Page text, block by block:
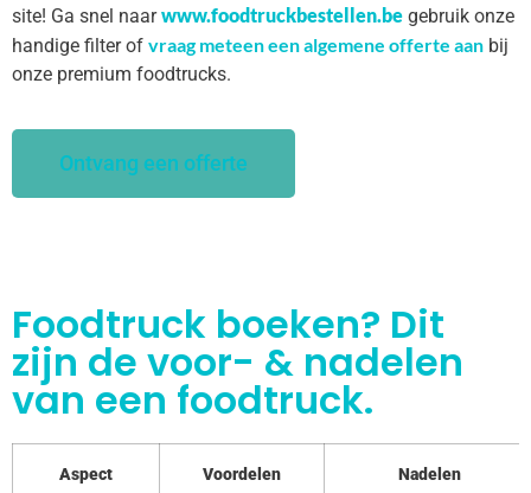
site! Ga snel naarwww.foodtruckbestellen.be gebruik onze
handige filter of vraag meteen een algemene offerte aan bij
onze premium foodtrucks.
Ontvang een offerte
Foodtruck boeken? Dit
zijn de voor- & nadelen
van een foodtruck.
Aspect Voordelen Nadelen